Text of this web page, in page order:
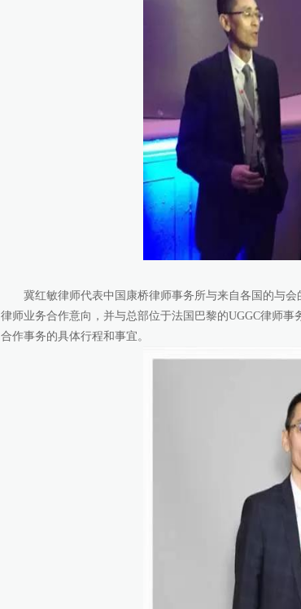
冀红敏律师代表中国康桥律师事务所与来自各国的与
律师业务合作意向，并与总部位于法国巴黎的UGGC律师
合作事务的具体行程和事宜。